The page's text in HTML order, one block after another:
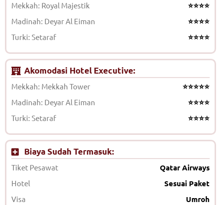
Mekkah: Royal Majestik ⭐⭐⭐⭐
Madinah: Deyar Al Eiman ⭐⭐⭐⭐
Turki: Setaraf ⭐⭐⭐⭐
Akomodasi Hotel Executive:
Mekkah: Mekkah Tower ⭐⭐⭐⭐⭐
Madinah: Deyar Al Eiman ⭐⭐⭐⭐
Turki: Setaraf ⭐⭐⭐⭐
Biaya Sudah Termasuk:
Tiket Pesawat Qatar Airways
Hotel Sesuai Paket
Visa Umroh